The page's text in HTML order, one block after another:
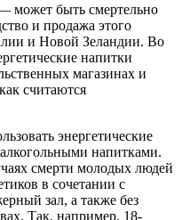
может быть смертельно
и продажа этого
и Новой Зеландии. Во
напитки
магазинах и
считаются
энергетические
напитками.
смерти молодых людей
в сочетании с
зал, а также без
Так, например, 18-